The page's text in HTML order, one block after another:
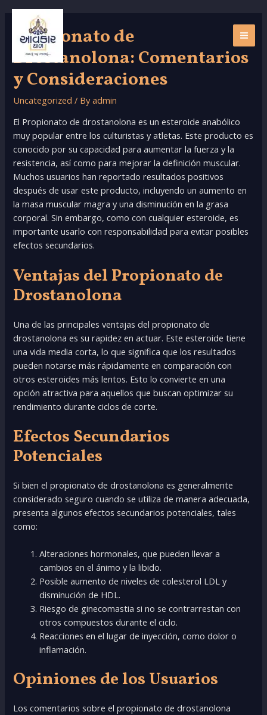
Skip
contentPropionato de
Drostanolona: Comentarios
y Consideraciones
Uncategorized / Byadmin
El Propionato de drostanolona es un esteroide anabólico
muy popular entre los culturistas y atletas. Este producto es
conocido por su capacidad para aumentar la fuerza y la
resistencia, así como para mejorar la definición muscular.
Muchos usuarios han reportado resultados positivos
después de usar este producto, incluyendo un aumento en
la masa muscular magra y una disminución en la grasa
corporal. Sin embargo, como con cualquier esteroide, es
importante usarlo con responsabilidad para evitar posibles
efectos secundarios.
Ventajas del Propionato de
Drostanolona
Una de las principales ventajas del propionato de
drostanolona es su rapidez en actuar. Este esteroide tiene
una vida media corta, lo que significa que los resultados
pueden notarse más rápidamente en comparación con
otros esteroides más lentos. Esto lo convierte en una
opción atractiva para aquellos que buscan optimizar su
rendimiento durante ciclos de corte.
Efectos Secundarios
Potenciales
Si bien el propionato de drostanolona es generalmente
considerado seguro cuando se utiliza de manera adecuada,
presenta algunos efectos secundarios potenciales, tales
como:
Alteraciones hormonales, que pueden llevar a
cambios en el ánimo y la libido.
Posible aumento de niveles de colesterol LDL y
disminución de HDL.
Riesgo de ginecomastia si no se contrarrestan con
otros compuestos durante el ciclo.
Reacciones en el lugar de inyección, como dolor o
inflamación.
Opiniones de los Usuarios
Los comentarios sobre el propionato de drostanolona